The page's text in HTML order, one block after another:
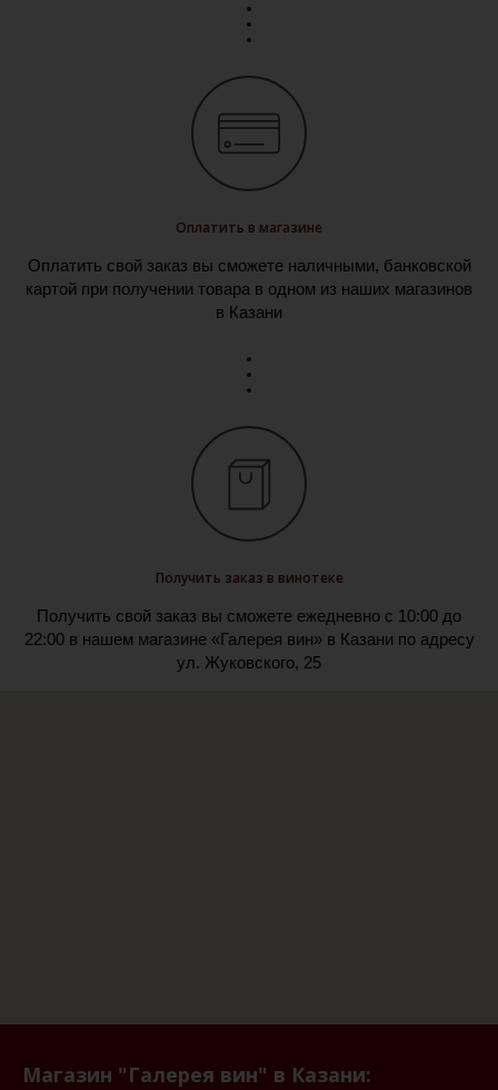
Оплатить в магазине
Оплатить свой заказ вы сможете наличными, банковской
картой при получении товара в одном из наших магазинов
в Казани
Получить заказ в винотеке
Получить свой заказ вы сможете ежедневно с 10:00 до
22:00 в нашем магазине «Галерея вин» в Казани по адресу
ул. Жуковского, 25
Магазин "Галерея вин" в Казани: